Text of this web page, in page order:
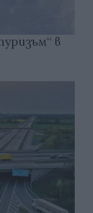
в